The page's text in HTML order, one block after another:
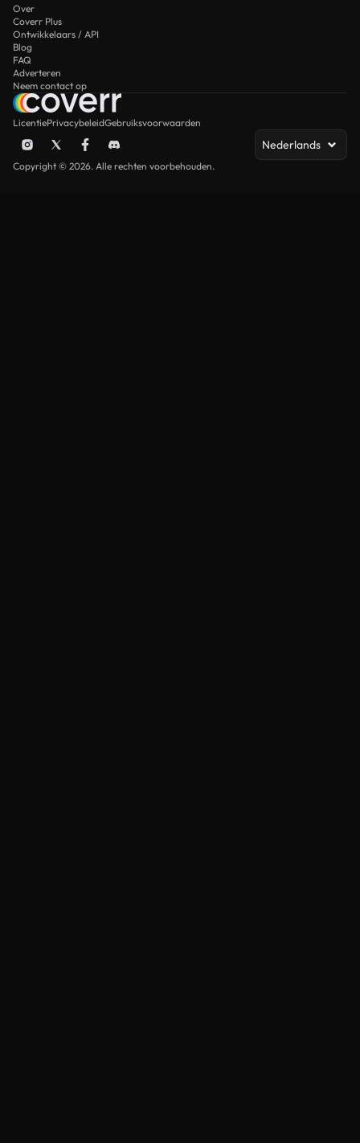
Over
Coverr Plus
Ontwikkelaars / API
Blog
FAQ
Adverteren
Neem contact op
LicentiePrivacybeleidGebruiksvoorwaarden
Nederlands
Copyright © 2026. Alle rechten voorbehouden.